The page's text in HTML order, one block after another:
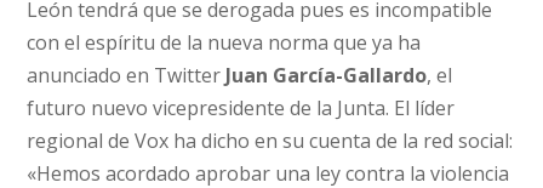
León tendrá que se derogada pues es incompatible
con el espíritu de la nueva norma que ya ha
anunciado en Twitter Juan García-Gallardo, el
futuro nuevo vicepresidente de la Junta. El líder
regional de Vox ha dicho en su cuenta de la red social:
«Hemos acordado aprobar una ley contra la violencia